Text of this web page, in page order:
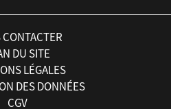
DU SITE
LÉGALES
DES DONNÉES
CGV